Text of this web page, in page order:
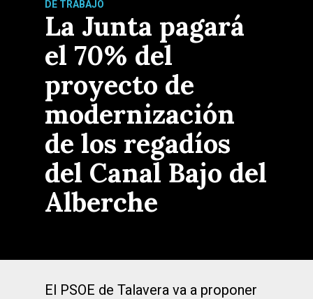
DE TRABAJO
La Junta pagará
el 70% del
proyecto de
modernización
de los regadíos
del Canal Bajo del
Alberche
El PSOE de Talavera va a proponer